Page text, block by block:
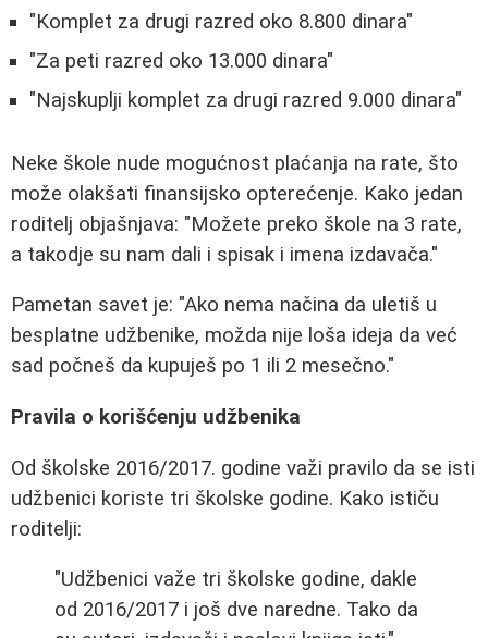
"Komplet za drugi razred oko 8.800 dinara"
"Za peti razred oko 13.000 dinara"
"Najskuplji komplet za drugi razred 9.000 dinara"
Neke škole nude mogućnost plaćanja na rate, što
može olakšati finansijsko opterećenje. Kako jedan
roditelj objašnjava: "Možete preko škole na 3 rate,
a takodje su nam dali i spisak i imena izdavača."
Pametan savet je: "Ako nema načina da uletiš u
besplatne udžbenike, možda nije loša ideja da već
sad počneš da kupuješ po 1 ili 2 mesečno."
Pravila o korišćenju udžbenika
Od školske 2016/2017. godine važi pravilo da se isti
udžbenici koriste tri školske godine. Kako ističu
roditelji:
"Udžbenici važe tri školske godine, dakle
od 2016/2017 i još dve naredne. Tako da